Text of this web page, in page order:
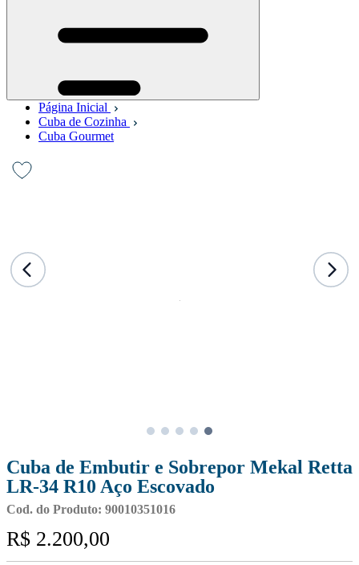
Página Inicial
Cuba de Cozinha
Cuba Gourmet
Cuba de Embutir e Sobrepor Mekal Retta
LR-34 R10 Aço Escovado
Cod. do Produto: 90010351016
R$ 2.200,00